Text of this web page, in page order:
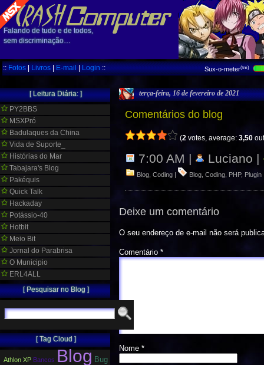
Falando de tudo e de todos,
sem discriminação…
::Fotos|Livros|E-mail|Login:: Sux-o-meter(tm)
terça-feira, 16 de fevereiro de 2021
Comentários do blog
(2 votes, average:3,50
7:00 AM | Luciano |
Blog ,Coding | Blog ,Coding PHP, Plugin
Deixe um comentário
O seu endereço de e-mail não será
Comentário*
Nome*
[ Leitura Diária: ]
PY2BBS
MSXPró
Badulaques da China
Vida de Suporte_
Histórias do Mar
Tabajara's Blog
Pakéquis
Quick Talk
Hackaday
Potássio-40
Hotbit
Meio Bit
Jornal do Parabrisa
O Municipio
ERL4ALL
[ Pesquisar no Blog ]
[ Tag Cloud ]
Athlon XP Bancos Blog Bug